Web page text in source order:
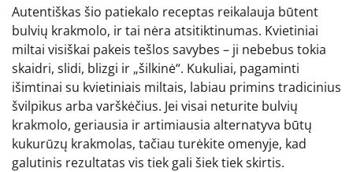
Autentiškas šio patiekalo receptas reikalauja būtent
bulvių krakmolo, ir tai nėra atsitiktinumas. Kvietiniai
miltai visiškai pakeis tešlos savybes – ji nebebus tokia
skaidri, slidi, blizgi ir „šilkinė“. Kukuliai, pagaminti
išimtinai su kvietiniais miltais, labiau primins tradicinius
švilpikus arba varškėčius. Jei visai neturite bulvių
krakmolo, geriausia ir artimiausia alternatyva būtų
kukurūzų krakmolas, tačiau turėkite omenyje, kad
galutinis rezultatas vis tiek gali šiek tiek skirtis.